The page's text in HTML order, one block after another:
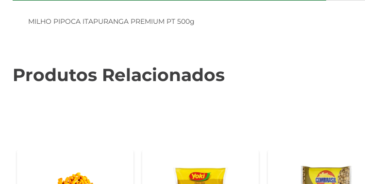
MILHO PIPOCA ITAPURANGA PREMIUM PT 500g
Produtos Relacionados